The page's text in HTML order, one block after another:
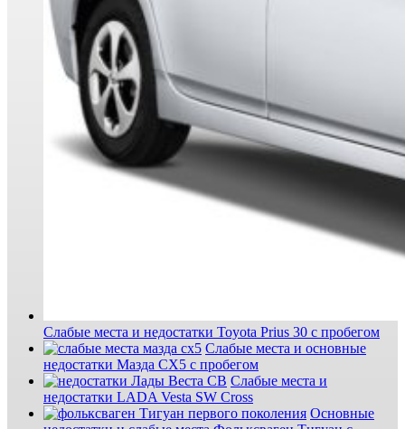
Слабые места и недостатки Toyota Prius 30 с пробегом
Слабые места и основные
недостатки Мазда СХ5 с пробегом
Слабые места и
недостатки LADA Vesta SW Cross
Основные